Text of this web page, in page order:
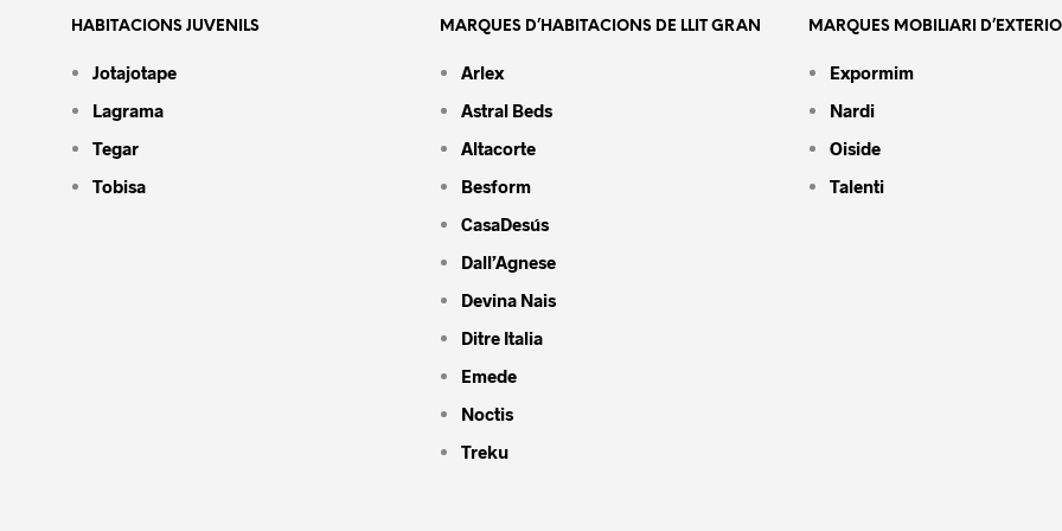
HABITACIONS JUVENILS
Jotajotape
Lagrama
Tegar
Tobisa
MARQUES D’HABITACIONS DE LLIT GRAN
Arlex
Astral Beds
Altacorte
Besform
CasaDesús
Dall’Agnese
Devina Nais
Ditre Italia
Emede
Noctis
Treku
MARQUES MOBILIARI
Expormim
Nardi
Oiside
Talenti